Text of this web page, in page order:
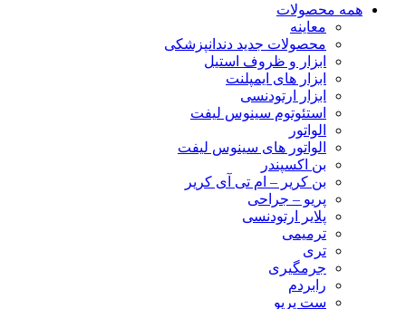
همه محصولات
معاینه
محصولات جدید دندانپزشکی
ابزار و ظروف استیل
ابزار های ایمپلنت
ابزار ارتودنسی
استئوتوم سینوس لیفت
الواتور
الواتور های سینوس لیفت
بن اکسپندر
بن کریر – ام تی آی کریر
پریو – جراحی
پلایر ارتودنسی
ترمیمی
تری
جرمگیری
رابردم
ست پریو